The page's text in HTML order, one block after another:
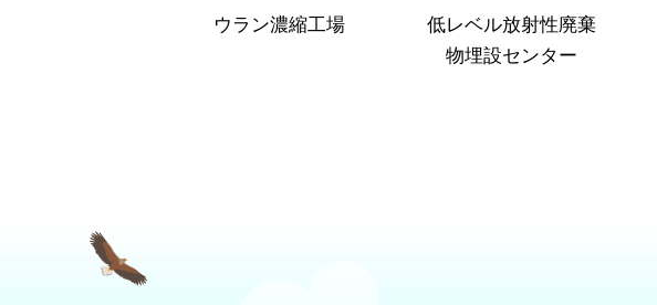
ウラン濃縮工場
低レベル放射性廃棄
物埋設センター